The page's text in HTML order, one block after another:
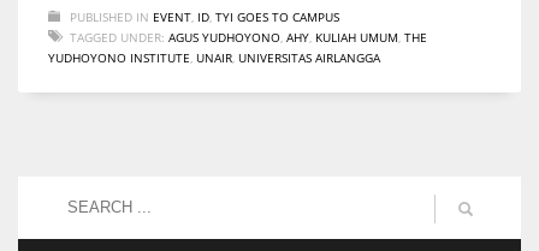
PUBLISHED IN EVENT ID TYI GOES TO CAMPUS
TAGGED UNDER: AGUS YUDHOYONO AHY KULIAH UMUM THE
YUDHOYONO INSTITUTE UNAIR UNIVERSITAS AIRLANGGA